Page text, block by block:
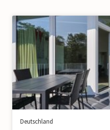
Deutschland